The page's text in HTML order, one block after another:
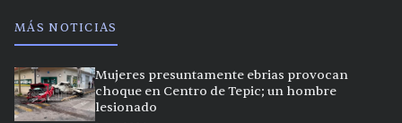
MÁS NOTICIAS
Mujeres presuntamente ebrias provocan
choque en Centro de Tepic; un hombre
lesionado